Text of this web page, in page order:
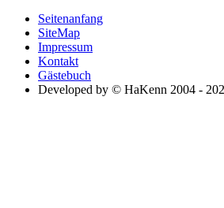
Seitenanfang
SiteMap
Impressum
Kontakt
Gästebuch
Developed by © HaKenn 2004 -